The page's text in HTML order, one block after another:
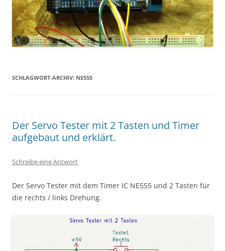
SCHLAGWORT-ARCHIV: NE555
Der Servo Tester mit 2 Tasten und Timer
aufgebaut und erklärt.
Schreibe eine Antwort
Der Servo Tester mit dem Timer IC NE555 und 2 Tasten für
die rechts / links Drehung.